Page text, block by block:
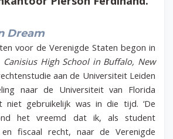
Dream
voor de Verenigde Staten begon in
Canisius High School in Buffalo, New
aan de Universiteit Leiden
naar de Universiteit van Florida
niet gebruikelijk was in die tijd. ‘De
het vreemd dat ik, als student
en fiscaal recht, naar de Verenigde